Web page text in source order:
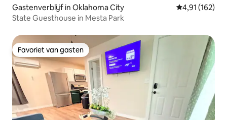
Gastenverblijf in Oklahoma City Gemiddelde
4,91 (162)
State Guesthouse in Mesta Park
Favoriet van gasten
Favoriet van gasten